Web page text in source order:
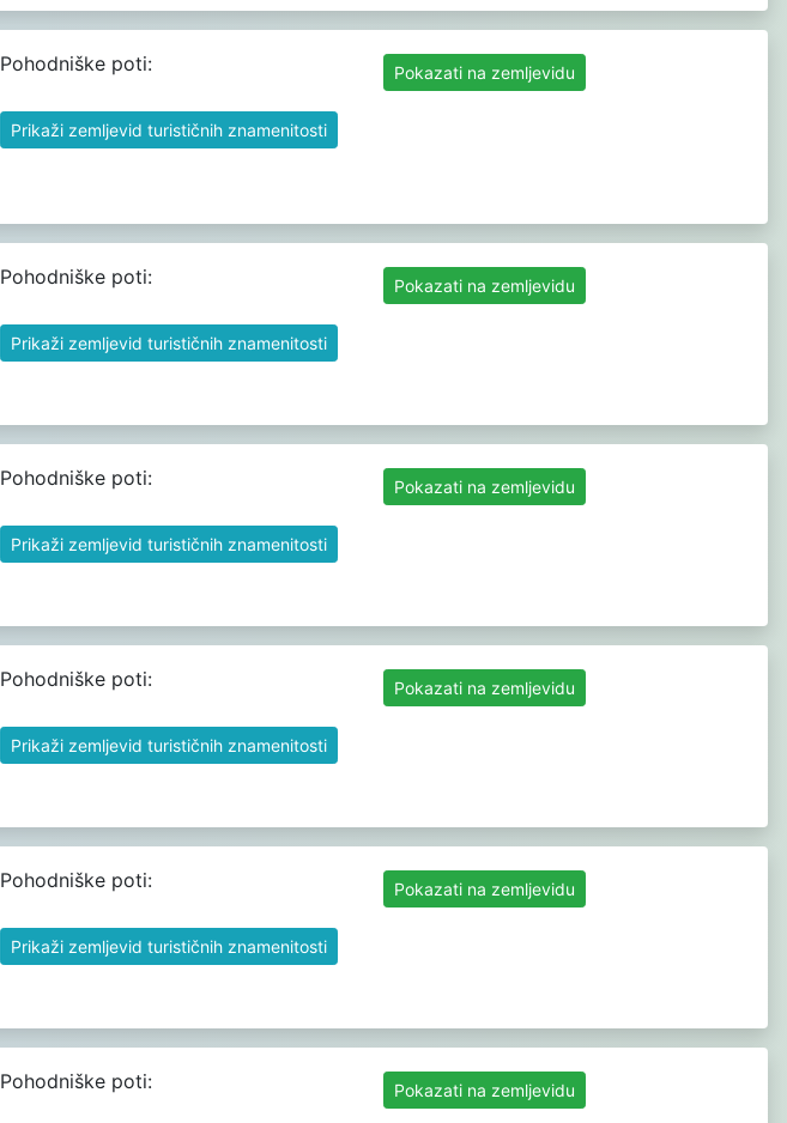
Pohodniške poti:
Prikaži zemljevid turističnih znamenitosti
Pokazati na zemljevidu
Pohodniške poti:
Prikaži zemljevid turističnih znamenitosti
Pokazati na zemljevidu
Pohodniške poti:
Prikaži zemljevid turističnih znamenitosti
Pokazati na zemljevidu
Pohodniške poti:
Prikaži zemljevid turističnih znamenitosti
Pokazati na zemljevidu
Pohodniške poti:
Prikaži zemljevid turističnih znamenitosti
Pokazati na zemljevidu
Pohodniške poti: Pokazati na zemljevidu